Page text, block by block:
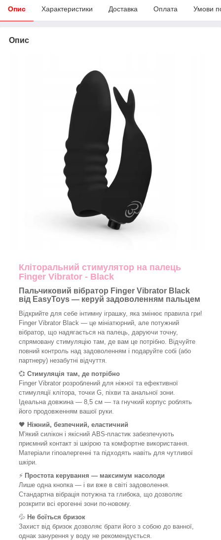
Опис Характеристики Доставка Оплата Умови
Опис
Кліторальний стимулятор на палець
Finger Vibrator - Black
Пальчиковий вібратор Finger Vibrator Black
від EasyToys — керуй задоволенням пальцем
Відкрийте для себе інтимну іграшку, яка змінює правила гри!
Finger Vibrator Black — це мініатюрний, але потужний
вібратор, що надягається на палець, даруючи точну,
спрямовану стимуляцію там, де вам це потрібно. Відчуйте
повний контроль над задоволенням і подаруйте собі (або
партнеру) незабутні відчуття.
💞 Стимуляція там, де потрібно
Finger Vibrator розроблений для ніжної та ефективної
стимуляції клітора, точки G, піхви та анальної зони.
Ідеальна довжина — 8,5 см — та гнучкий корпус роблять
його продовженням вашої руки.
🖤 Ніжний, безпечний, еластичний
М'який силікон і якісний ABS-пластик забезпечують
приємний контакт зі шкірою та комфортне використання.
Матеріали гіпоалергенні та підходять навіть для чутливої
шкіри.
⚡ Простота керування — максимум насолоди
Лише одна кнопка — і ви вже в світі задоволення.
Стандартна вібрація потужна та глибока, що дозволяє
розкрити всі ерогенні зони по-новому.
💦 Не боїться бризок
Захист від бризок дозволяє брати його з собою до ванної,
однак занурення у воду не рекомендується.